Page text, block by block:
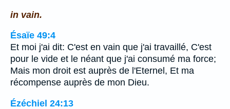
in vain.
Ésaïe 49:4
Et moi j'ai dit: C'est en vain que j'ai travaillé, C'est
pour le vide et le néant que j'ai consumé ma force;
Mais mon droit est auprès de l'Eternel, Et ma
récompense auprès de mon Dieu.
Ézéchiel 24:13